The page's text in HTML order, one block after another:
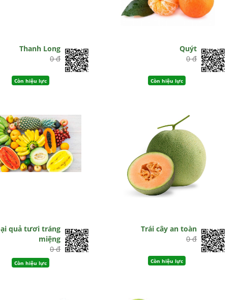
Thanh Long
0 đ
Còn hiệu lực
Quýt
0 đ
Còn hiệu lực
quả tươi tráng
miệng
0 đ
Còn hiệu lực
Trái cây an toàn
0 đ
Còn hiệu lực